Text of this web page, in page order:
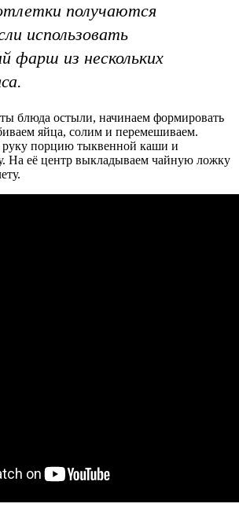
получаются
использовать
фарш из нескольких
блюда остыли, начинаем формировать
яйца, солим и перемешиваем.
порцию тыквенной каши и
На её центр выкладываем чайную ложку